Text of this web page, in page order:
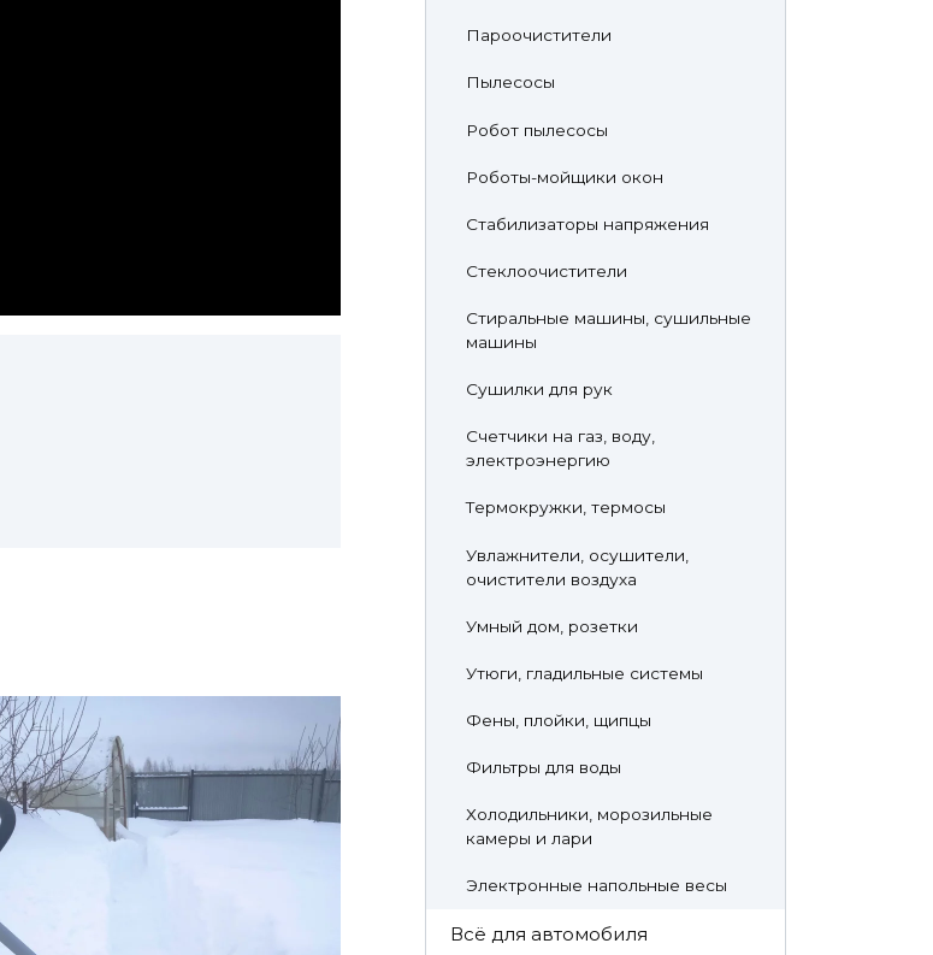
Пароочистители
Пылесосы
Робот пылесосы
Роботы-мойщики окон
Стабилизаторы напряжения
Стеклоочистители
Стиральные машины, сушильные
машины
Сушилки для рук
Счетчики на газ, воду,
электроэнергию
Термокружки, термосы
Увлажнители, осушители,
очистители воздуха
Умный дом, розетки
Утюги, гладильные системы
Фены, плойки, щипцы
Фильтры для воды
Холодильники, морозильные
камеры и лари
Электронные напольные весы
Всё для автомобиля